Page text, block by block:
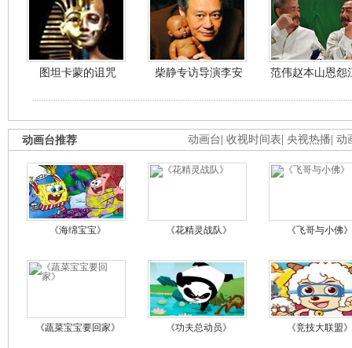
图坦卡蒙的诅咒 柴静专访导演李安 范伟赵本山恩怨
动画台 收视时间表 央视热播 动
动画台推荐
《海绵宝宝》 《花精灵战队》 《飞哥与小佛》
《蔬菜宝宝要回家》 《功夫总动员》 《竞技大联盟》